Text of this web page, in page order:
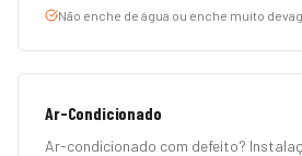
Não enche de água ou enche muito
Ar-Condicionado
Ar-condicionado com defeito?